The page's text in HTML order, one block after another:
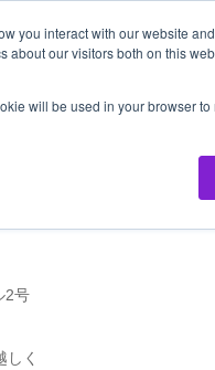
you interact with our website
our visitors both on this
will be used in your browser
セミナー＆イベント
2号
く